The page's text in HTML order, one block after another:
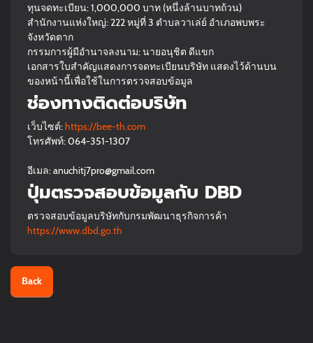
ทุนจดทะเบียน: 1,000,000 บาท (หนึ่งล้านบาทถ้วน)
สำนักงานแห่งใหญ่: 222 หมู่ที่ 3 ตำบลวาเล่ย์ อำเภอพบพระ
จังหวัดตาก
กรรมการผู้มีอำนาจลงนาม: นายอนุชิต ดีแขก
เอกสารใบสำคัญแสดงการจดทะเบียนบริษัท แสดงไว้ด้านบน
ของหน้านี้เพื่อใช้ในการตรวจสอบข้อมูล
ช่องทางติดต่อบริษัท
เว็บไซต์:https://bee-th.com
โทรศัพท์: 064-351-1307
อีเมล: anuchitj7pro@gmail.com
ปุ่มตรวจสอบข้อมูลกับ DBD
ตรวจสอบข้อมูลบริษัทกับกรมพัฒนาธุรกิจการค้า
https://www.dbd.go.th
Back